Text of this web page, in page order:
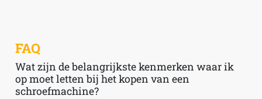
FAQ
Wat zijn de belangrijkste kenmerken waar ik
op moet letten bij het kopen van een
schroefmachine?